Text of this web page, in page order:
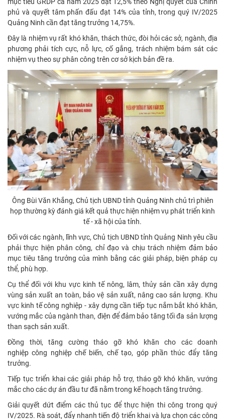
phủ và quyết tâm phấn đấu đạt 14% của tỉnh, trong quý IV/2025
Quảng Ninh cần đạt tăng trưởng 14,75%.
Đây là nhiệm vụ rất khó khăn, thách thức, đòi hỏi các sở, ngành, địa
phương phải tích cực, nỗ lực, cố gắng, trách nhiệm bám sát các
nhiệm vụ theo sự phân công trên cơ sở kịch bản đề ra.
Ông Bùi Văn Khắng, Chủ tịch UBND tỉnh Quảng Ninh chủ trì phiên
họp thường kỳ đánh giá kết quả thực hiện nhiệm vụ phát triển kinh
tế - xã hội của tỉnh.
Đối với các ngành, lĩnh vực, Chủ tịch UBND tỉnh Quảng Ninh yêu cầu
phải thực hiện phân công, chỉ đạo và chịu trách nhiệm đảm bảo
mục tiêu tăng trưởng của mình bằng các giải pháp, biện pháp cụ
thể, phù hợp.
Cụ thể đối với khu vực kinh tế nông, lâm, thủy sản cần xây dựng
vùng sản xuất an toàn, bảo vệ sản xuất, nâng cao sản lượng. Khu
vực kinh tế công nghiệp - xây dựng cần tiếp tục nắm bắt khó khăn,
vướng mắc của ngành than, điện để đảm bảo tăng tối đa sản lượng
than sạch sản xuất.
Đồng thời, tăng cường tháo gỡ khó khăn cho các doanh
nghiệp công nghiệp chế biến, chế tạo, góp phần thúc đẩy tăng
trưởng.
Tiếp tục triển khai các giải pháp hỗ trợ, tháo gỡ khó khăn, vướng
mắc cho các dự án đầu tư đã nằm trong kế hoạch tăng trưởng.
Giải quyết dứt điểm các thủ tục để thực hiện thi công trong quý
IV/2025. Rà soát, đẩy nhanh tiến độ triển khai và lựa chọn các công